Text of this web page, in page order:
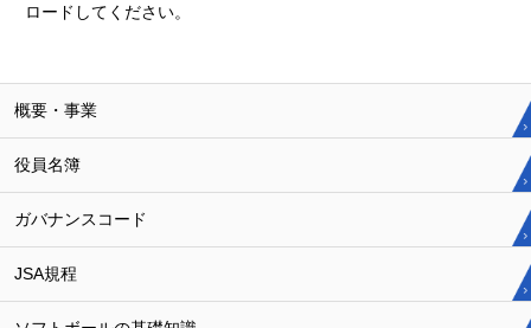
ロードしてください。
概要・事業
役員名簿
ガバナンスコード
JSA規程